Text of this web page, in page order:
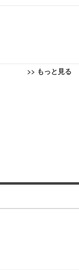
>> もっと見る
在宅ワーク H-WY01
ー付き 高反発クッ